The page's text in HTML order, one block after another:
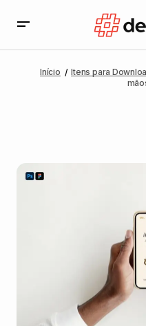
Início Itens para